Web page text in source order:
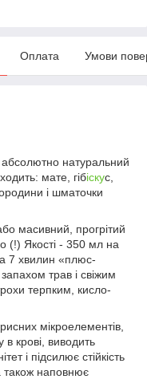
Оплата Умови
натуральний
мате, гібіскус,
і шматочки
масивний, прогрітий
(!) Якості - 350 мл на
7 хвилин «плюс-
трав і свіжим
терпким, кисло-
мікроелементів,
в крові, виводить
і підсилює стійкість
також наповнює